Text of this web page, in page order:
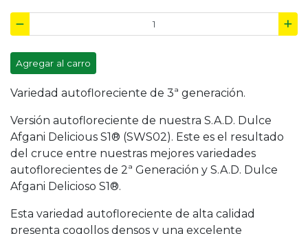
Agregar al carro
Variedad autofloreciente de 3ª generación.
Versión autofloreciente de nuestra S.A.D. Dulce
Afgani Delicious S1® (SWS02). Este es el resultado
del cruce entre nuestras mejores variedades
autoflorecientes de 2ª Generación y S.A.D. Dulce
Afgani Delicioso S1®.
Esta variedad autofloreciente de alta calidad
presenta cogollos densos y una excelente